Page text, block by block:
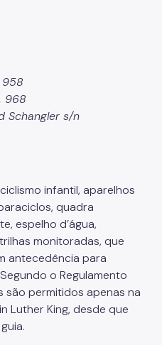
Industrial
Ambiental
968
Schangler s/n
infantil, aparelhos
quadra
espelho d’água,
monitoradas, que
antecedência para
o Regulamento
são permitidos apenas na
Luther King, desde que